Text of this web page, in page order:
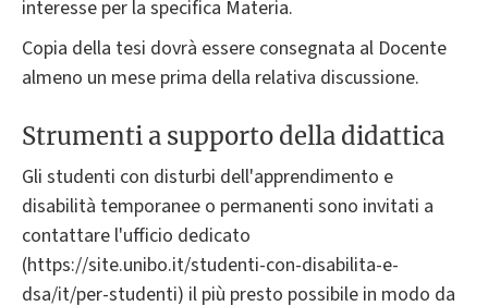
interesse per la specifica Materia.
Copia della tesi dovrà essere consegnata al Docente
almeno un mese prima della relativa discussione.
Strumenti a supporto della didattica
Gli studenti con disturbi dell'apprendimento e
disabilità temporanee o permanenti sono invitati a
contattare l'ufficio dedicato
(https://site.unibo.it/studenti-con-disabilita-e-
dsa/it/per-studenti) il più presto possibile in modo da